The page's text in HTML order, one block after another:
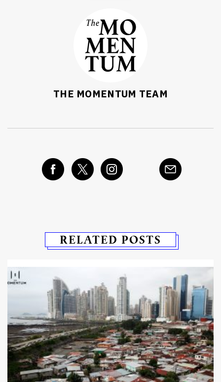
THE MOMENTUM TEAM
RELATED POSTS
TWEET LINE